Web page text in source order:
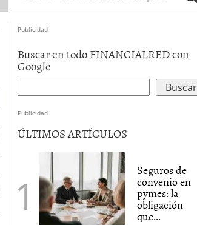
Publicidad
Buscar en todo FINANCIALRED con
Google
Publicidad
ÚLTIMOS ARTÍCULOS
Seguros de
convenio en
pymes: la
obligación
que...